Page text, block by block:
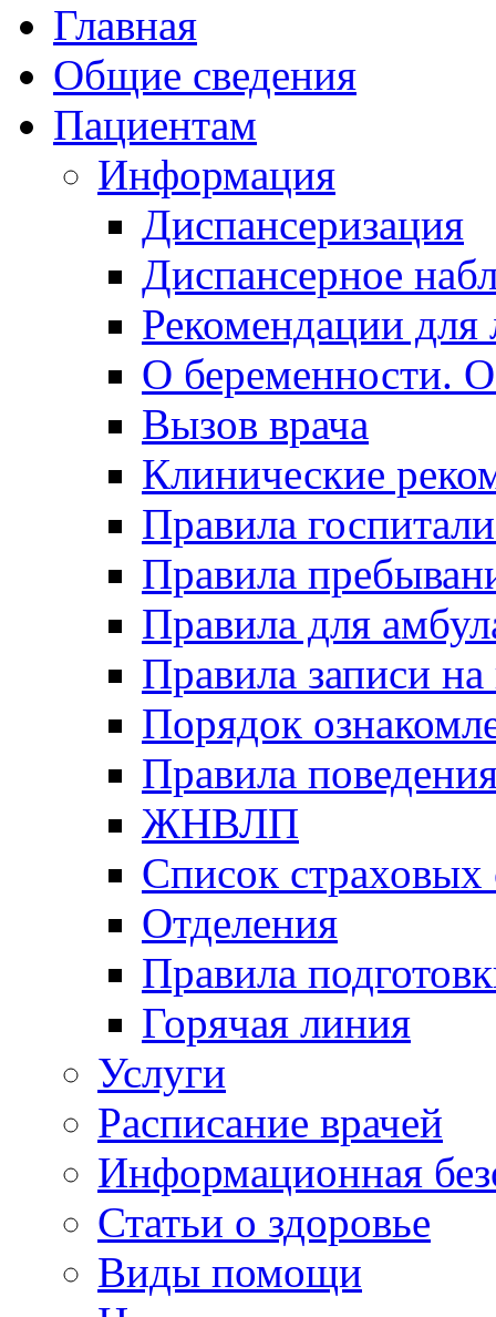
Главная
Общие сведения
Пациентам
Информация
Диспансеризация
Диспансерное
Рекомендации для
О беременности.
Вызов врача
Клинические
Правила
Правила
Правила для
Правила записи
Порядок
Правила
ЖНВЛП
Список страховых
Отделения
Правила
Горячая линия
Услуги
Расписание врачей
Информационная
Статьи о здоровье
Виды помощи